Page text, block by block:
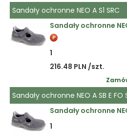
Sandały ochronne NEO A S1 SRC
Sandały ochronne
1
216.48 PLN /szt.
Sandały ochronne NEO A SB E FO
Sandały ochronne
1